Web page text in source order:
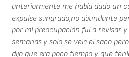
anteriormente me había dado un
expulse sangrado,no abundante
por mi preocupación fui a revisar
semanas y solo se veía el saco
dijo que era poco tiempo y que